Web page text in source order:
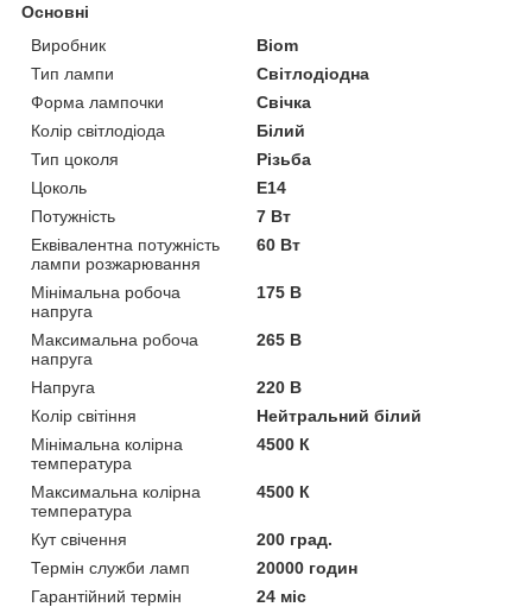
Основні
Виробник
Biom
Тип лампи
Світлодіодна
Форма лампочки
Свічка
Колір світлодіода
Білий
Тип цоколя
Різьба
Цоколь
E14
Потужність
7 Вт
Еквівалентна потужність
лампи розжарювання
60 Вт
Мінімальна робоча
напруга
175 В
Максимальна робоча
напруга
265 В
Напруга
220 В
Колір світіння
Нейтральний білий
Мінімальна колірна
температура
4500 К
Максимальна колірна
температура
4500 К
Кут свічення
200 град.
Термін служби ламп
20000 годин
Гарантійний термін
24 міс